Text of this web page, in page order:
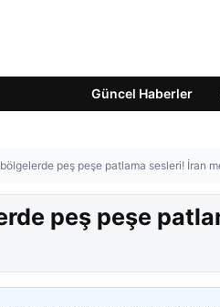
Güncel Haberler
bölgelerde peş peşe patlama sesleri! İran
peş peşe